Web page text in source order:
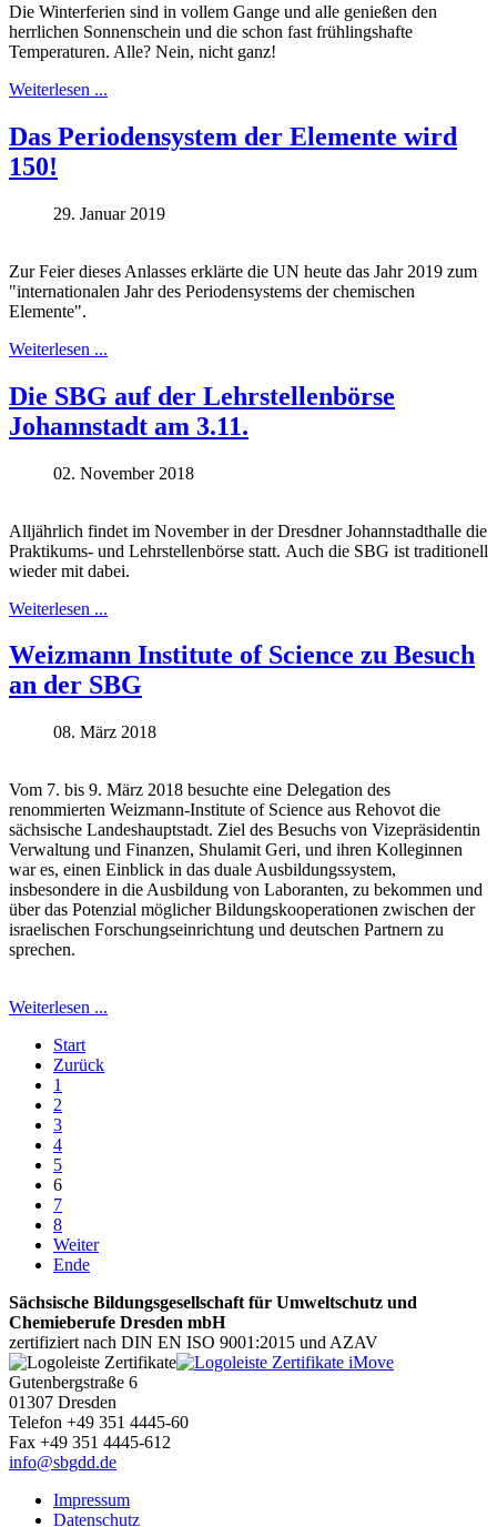
Die Winterferien sind in vollem Gange und alle genießen den
herrlichen Sonnenschein und die schon fast frühlingshafte
Temperaturen. Alle? Nein, nicht ganz!
Weiterlesen ...
Das Periodensystem der Elemente wird
150!
29. Januar 2019
Zur Feier dieses Anlasses erklärte die UN heute das Jahr 2019 zum
"internationalen Jahr des Periodensystems der chemischen
Elemente".
Weiterlesen ...
Die SBG auf der Lehrstellenbörse
Johannstadt am 3.11.
02. November 2018
Alljährlich findet im November in der Dresdner Johannstadthalle die
Praktikums- und Lehrstellenbörse statt. Auch die SBG ist traditionell
wieder mit dabei.
Weiterlesen ...
Weizmann Institute of Science zu Besuch
an der SBG
08. März 2018
Vom 7. bis 9. März 2018 besuchte eine Delegation des
renommierten Weizmann-Institute of Science aus Rehovot die
sächsische Landeshauptstadt. Ziel des Besuchs von Vizepräsidentin
Verwaltung und Finanzen, Shulamit Geri, und ihren Kolleginnen
war es, einen Einblick in das duale Ausbildungssystem,
insbesondere in die Ausbildung von Laboranten, zu bekommen und
über das Potenzial möglicher Bildungskooperationen zwischen der
israelischen Forschungseinrichtung und deutschen Partnern zu
sprechen.
Weiterlesen ...
Start
Zurück
1
2
3
4
5
6
7
8
Weiter
Ende
Sächsische Bildungsgesellschaft für Umweltschutz und
Chemieberufe Dresden mbH
zertifiziert nach DIN EN ISO 9001:2015 und AZAV
Gutenbergstraße 6
01307 Dresden
Telefon +49 351 4445-60
Fax +49 351 4445-612
info@sbgdd.de
Impressum
Datenschutz